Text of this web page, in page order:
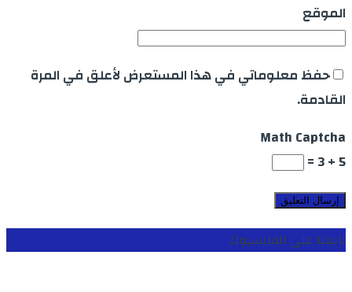
الموقع
حفظ معلوماتي في هذا المستعرض لأعلق في المرة
القادمة.
Math Captcha
5 + 3 =
تابعنا على الفايسبوك